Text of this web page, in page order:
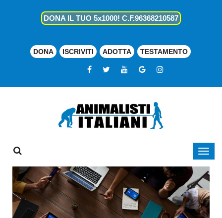
DONA IL TUO 5x1000! C.F.96368210587
DONA ISCRIVITI ADOTTA TESTAMENTO